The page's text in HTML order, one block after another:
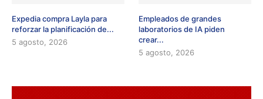
Expedia compra Layla para
reforzar la planificación de...
5 agosto, 2026
Empleados de grandes
laboratorios de IA piden
crear...
5 agosto, 2026